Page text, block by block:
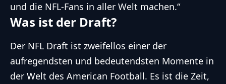
und die NFL-Fans in aller Welt machen.“
Was ist der Draft?
Der NFL Draft ist zweifellos einer der
aufregendsten und bedeutendsten Momente in
der Welt des American Football. Es ist die Zeit,